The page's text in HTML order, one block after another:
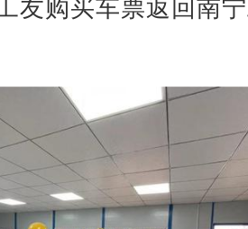
友购买车票返回南